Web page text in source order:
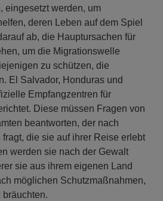
eingesetzt werden, um
deren Leben auf dem Spiel
ab, die Hauptursachen für
um die Migrationswelle
zu schützen, die
El Salvador, Honduras und
Empfangzentren für
Diese müssen Fragen von
beantworten, der nach
die sie auf ihrer Reise erlebt
werden sie nach der Gewalt
sie aus ihrem eigenen Land
möglichen Schutzmaßnahmen,